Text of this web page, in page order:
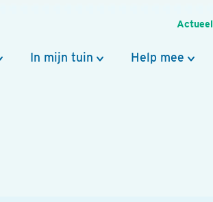
Actueel
In mijn tuin Help mee